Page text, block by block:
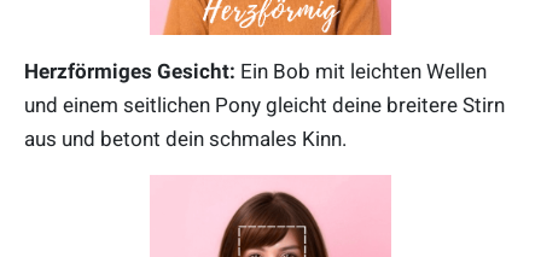
Herzförmiges Gesicht: Ein Bob mit leichten Wellen
und einem seitlichen Pony gleicht deine breitere Stirn
aus und betont dein schmales Kinn.